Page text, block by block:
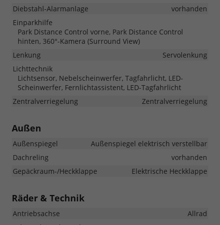
Diebstahl-Alarmanlage
vorhanden
Einparkhilfe
Park Distance Control vorne, Park Distance Control
hinten, 360°-Kamera (Surround View)
Lenkung
Servolenkung
Lichttechnik
Lichtsensor, Nebelscheinwerfer, Tagfahrlicht, LED-
Scheinwerfer, Fernlichtassistent, LED-Tagfahrlicht
Zentralverriegelung
Zentralverriegelung
Außen
Außenspiegel
Außenspiegel elektrisch verstellbar
Dachreling
vorhanden
Gepäckraum-/Heckklappe
Elektrische Heckklappe
Räder & Technik
Antriebsachse
Allrad